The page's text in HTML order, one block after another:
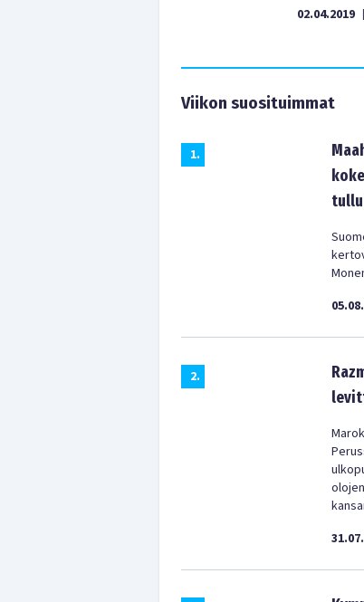
02.04.2019 |
Viikon suosituimmat
1.
2.